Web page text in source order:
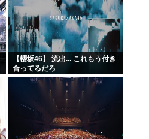
【櫻坂46】 流出... これもう付き
合ってるだろ